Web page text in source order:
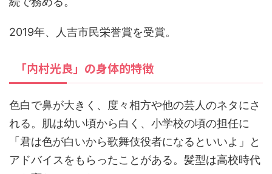
2019年、人吉市民栄誉賞を受賞。
「内村光良」の身体的特徴
色白で鼻が大きく、度々相方や他の芸人のネタにさ
れる。肌は幼い頃から白く、小学校の頃の担任に
「君は色が白いから歌舞伎役者になるといいよ」と
アドバイスをもらったことがある。髪型は高校時代